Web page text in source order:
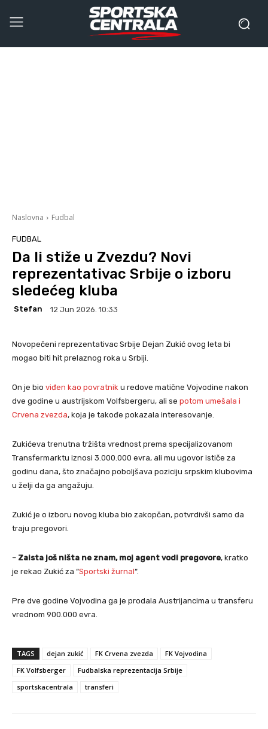
Naslovna Fudbal
FUDBAL
Da li stiže u Zvezdu? Novi
reprezentativac Srbije o izboru
sledećeg kluba
Stefan 12 Jun 2026. 10:33
Novopečeni reprezentativac Srbije Dejan Zukić ovog leta bi
mogao biti hit prelaznog roka u Srbiji.
On je bio viđen kao povratnik u redove matične Vojvodine nakon
dve godine u austrijskom Volfsbergeru, ali se potom umešala i
Crvena zvezda, koja je takođe pokazala interesovanje.
Zukićeva trenutna tržišta vrednost prema specijalizovanom
Transfermarktu iznosi 3.000.000 evra, ali mu ugovor ističe za
godinu dana, što značajno poboljšava poziciju srpskim klubovima
u želji da ga angažuju.
Zukić je o izboru novog kluba bio zakopčan, potvrdivši samo da
traju pregovori.
– Zaista još ništa ne znam, moj agent vodi pregovore, kratko
je rekao Zukić za “Sportski žurnal“.
Pre dve godine Vojvodina ga je prodala Austrijancima u transferu
vrednom 900.000 evra.
TAGS dejan zukić FK Crvena zvezda
FK Vojvodina
FK Volfsberger
Fudbalska reprezentacija Srbije
sportskacentrala
transferi